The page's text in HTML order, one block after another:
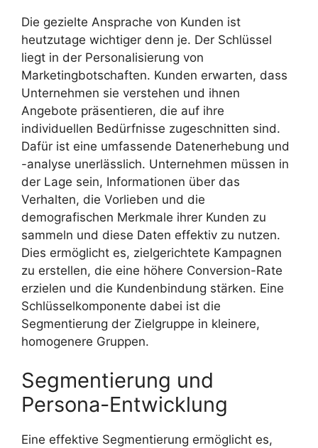
Die gezielte Ansprache von Kunden ist
heutzutage wichtiger denn je. Der Schlüssel
liegt in der Personalisierung von
Marketingbotschaften. Kunden erwarten, dass
Unternehmen sie verstehen und ihnen
Angebote präsentieren, die auf ihre
individuellen Bedürfnisse zugeschnitten sind.
Dafür ist eine umfassende Datenerhebung und
-analyse unerlässlich. Unternehmen müssen in
der Lage sein, Informationen über das
Verhalten, die Vorlieben und die
demografischen Merkmale ihrer Kunden zu
sammeln und diese Daten effektiv zu nutzen.
Dies ermöglicht es, zielgerichtete Kampagnen
zu erstellen, die eine höhere Conversion-Rate
erzielen und die Kundenbindung stärken. Eine
Schlüsselkomponente dabei ist die
Segmentierung der Zielgruppe in kleinere,
homogenere Gruppen.
Segmentierung und
Persona-Entwicklung
Eine effektive Segmentierung ermöglicht es,